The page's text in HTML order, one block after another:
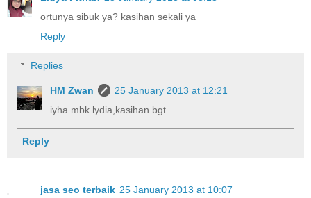
ortunya sibuk ya? kasihan sekali ya
Reply
Replies
HM Zwan
25 January 2013 at 12:21
iyha mbk lydia,kasihan bgt...
Reply
jasa seo terbaik 25 January 2013 at 10:07